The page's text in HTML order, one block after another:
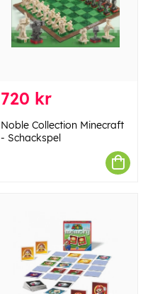
720 kr
Noble Collection Minecraft
- Schackspel